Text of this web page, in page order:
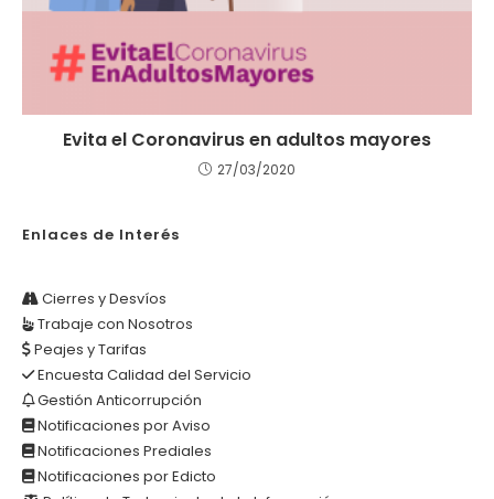
Evita el Coronavirus en adultos mayores
27/03/2020
Enlaces de Interés
Cierres y Desvíos
Trabaje con Nosotros
Peajes y Tarifas
Encuesta Calidad del Servicio
Gestión Anticorrupción
Notificaciones por Aviso
Notificaciones Prediales
Notificaciones por Edicto